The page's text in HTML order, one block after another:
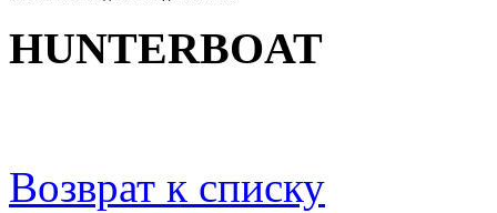
HUNTERBOAT
Возврат к списку